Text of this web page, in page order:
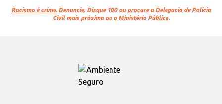
Racismo é crime. Denuncie. Disque 100 ou procure a Delegacia de Polícia
Civil mais próxima ou o Ministério Público.